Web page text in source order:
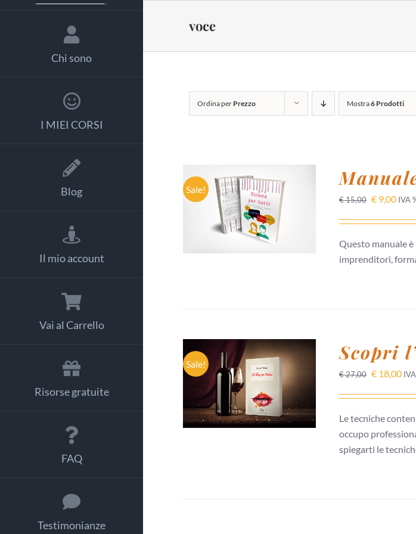
Chi sono
I MIEI CORSI
Blog
Il mio account
Vai al Carrello
Risorse gratuite
FAQ
Testimonianze
voce
Ordina per Prezzo Mostra6 Prodotti
Sale!
AGGIUNGI AL
CARRELLO
/
DETTAGLI
€15,00 €9,00 IVA
Questo manuale
imprenditori,
Sale!
AGGIUNGI AL
CARRELLO
DETTAGLI
Scopri
€27,00 €18,00
Le tecniche
occupo
spiegarti le